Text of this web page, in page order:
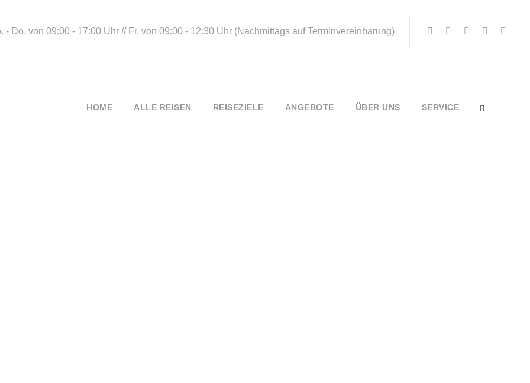
- Do. von 09:00 - 17:00 Uhr // Fr. von 09:00 - 12:30 Uhr (Nachmittags auf Terminvereinbarung)
HOME ALLE REISEN REISEZIELE ANGEBOTE ÜBER UNS SERVICE